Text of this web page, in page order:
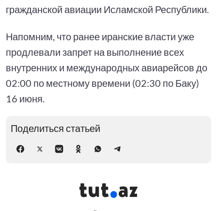
гражданской авиации Исламской Республики.
Напомним, что ранее иранские власти уже
продлевали запрет на выполнение всех
внутренних и международных авиарейсов до
02:00 по местному времени (02:30 по Баку)
16 июня.
Поделиться статьей